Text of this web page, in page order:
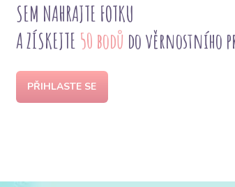
SEM NAHRAJTE FOTKU
A ZÍSKEJTE 50 bodů do věrnostního
PŘIHLASTE SE